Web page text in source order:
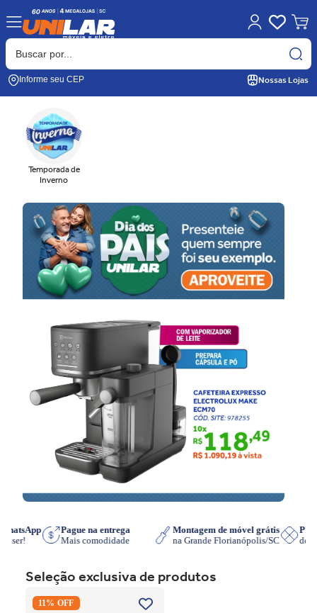
Informe seu CEP Nossas Lojas
Temporada de
Inverno
WhatsApp
quiser!
Pague na entrega
Mais comodidade
Montagem de móvel grátis
na Grande Florianópolis/SC
Seleção exclusiva de produtos
Cooktop de Indução
Electrolux IE3LP Powerboost
11% OFF